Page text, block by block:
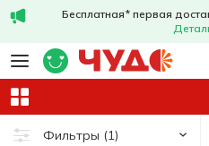
Бесплатная* первая
Фильтры (1)